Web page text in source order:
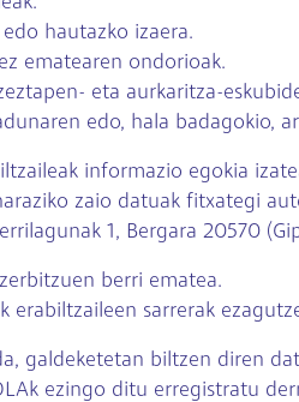
hautazko izaera.
ematearen ondorioak.
eta aurkaritza-
edo, hala badagokio,
informazio egokia
zaio datuak fitxategi
1, Bergara 20570
berri ematea.
erabiltzaileen sarrerak
galdeketetan biltzen diren
ezingo ditu erregistratu